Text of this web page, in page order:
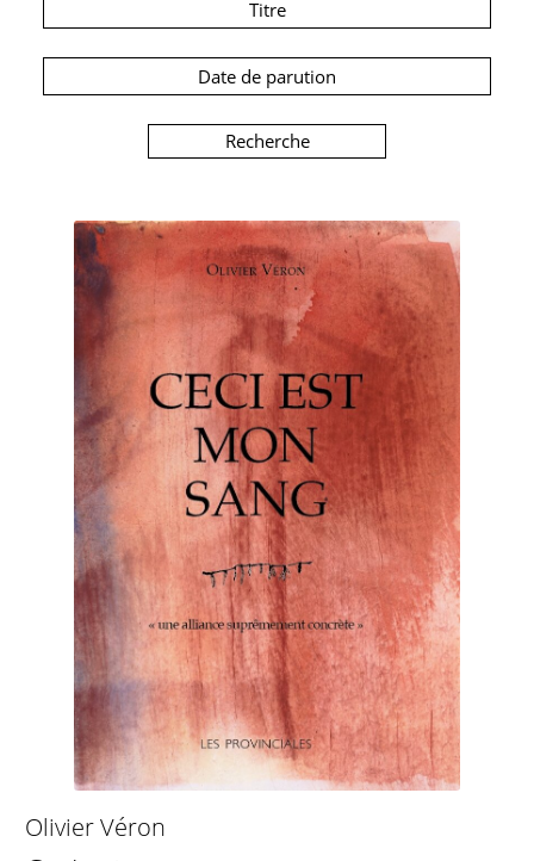
Titre
Date de parution
Olivier Véron